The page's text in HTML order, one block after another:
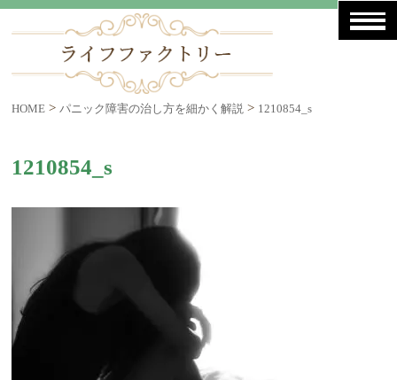
HOME >パニック障害の治し方を細かく解説 > 1210854_s
1210854_s